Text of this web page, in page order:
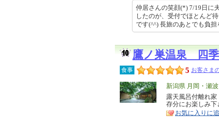
仲居さんの笑顔(*) 7/19日に
したのが、受付でほとんど
です(^^) 長旅のあとでも負
鷹ノ巣温泉 四
食事 5 お客さま
エ
リ
ア
新潟県 月岡・瀬
特
徴
露天風呂付離れ
存分にお楽しみ下
お気に入りに